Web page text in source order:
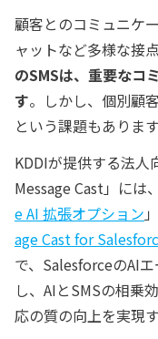
顧客とのコミュニケ
ャットなど多様な接
のSMSは、重要なコ
す。しかし、個別顧
という課題もあります
KDDIが提供する法人
Message Cast」には
e AI 拡張オプション
age Cast for
で、SalesforceのAI
し、AIとSMSの相乗
応の質の向上を実現